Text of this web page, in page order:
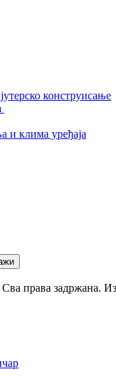
конструисање
и клима уређаја
права задржана.